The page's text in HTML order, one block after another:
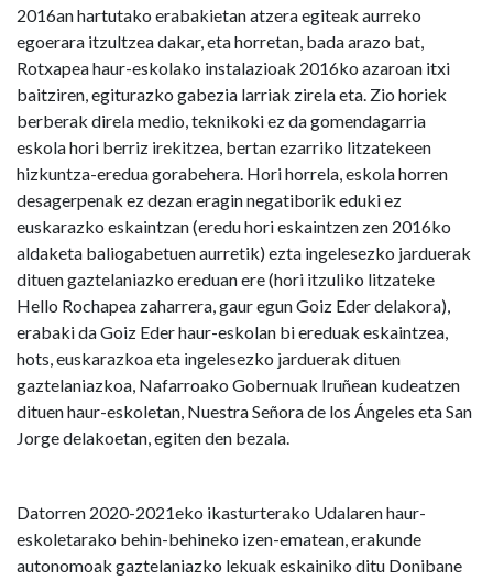
2016an hartutako erabakietan atzera egiteak aurreko
egoerara itzultzea dakar, eta horretan, bada arazo bat,
Rotxapea haur-eskolako instalazioak 2016ko azaroan itxi
baitziren, egiturazko gabezia larriak zirela eta. Zio horiek
berberak direla medio, teknikoki ez da gomendagarria
eskola hori berriz irekitzea, bertan ezarriko litzatekeen
hizkuntza-eredua gorabehera. Hori horrela, eskola horren
desagerpenak ez dezan eragin negatiborik eduki ez
euskarazko eskaintzan (eredu hori eskaintzen zen 2016ko
aldaketa baliogabetuen aurretik) ezta ingelesezko jarduerak
dituen gaztelaniazko ereduan ere (hori itzuliko litzateke
Hello Rochapea zaharrera, gaur egun Goiz Eder delakora),
erabaki da Goiz Eder haur-eskolan bi ereduak eskaintzea,
hots, euskarazkoa eta ingelesezko jarduerak dituen
gaztelaniazkoa, Nafarroako Gobernuak Iruñean kudeatzen
dituen haur-eskoletan, Nuestra Señora de los Ángeles eta San
Jorge delakoetan, egiten den bezala.
Datorren 2020-2021eko ikasturterako Udalaren haur-
eskoletarako behin-behineko izen-ematean, erakunde
autonomoak gaztelaniazko lekuak eskainiko ditu Donibane